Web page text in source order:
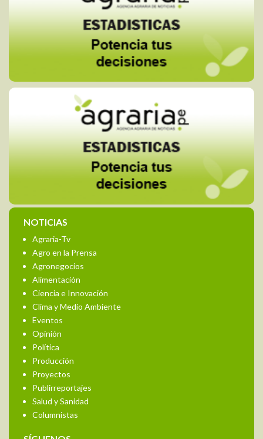
NOTICIAS
Agraria-Tv
Agro en la Prensa
Agronegocios
Alimentación
Ciencia e Innovación
Clima y Medio Ambiente
Eventos
Opinión
Política
Producción
Proyectos
Publirreportajes
Salud y Sanidad
Columnistas